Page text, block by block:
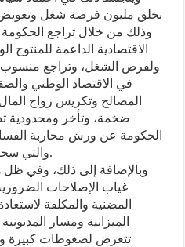
بخلق مليون فرصة شغل وتعويض
وذلك من خلال تراجع الحكومة
الاقتصادية الداعمة للمنتوج
ولفرص الشغل، وتراجع منسوب
في الاقتصاد الوطني
المصالح وتكريس زواج
ضخمة، وتأخر ومحدودية
الحكومة عن ورش محاربة
والتي سحبتها منذ بداية الولاية التشريعية.
وبالإضافة إلى ذلك، وفي ظل
غياب الإصلاحات
المضنية والمكلفة
الميزانية ومسار
تتعرض لضغوطات كبيرة